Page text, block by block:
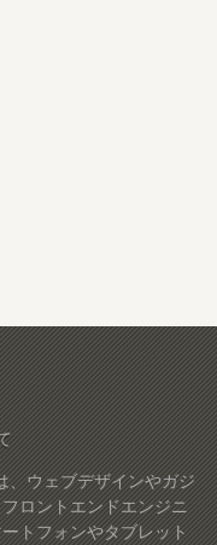
、ウェブデザインやガジ
ロントエンドエンジニ
トフォンやタブレット